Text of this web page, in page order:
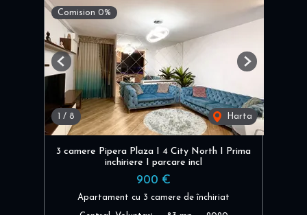
Comision 0%
1 / 8 Harta
Previous Next
3 camere Pipera Plaza I 4 City North I Prima
inchiriere I parcare incl
900 €
Apartament cu 3 camere de închiriat